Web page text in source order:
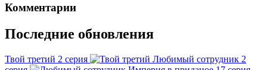
Комментарии
Последние обновления
Твой третий 2 серия Любимый сотрудник 2